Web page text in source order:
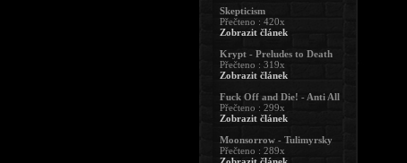
Skepticism
Přečteno : 420x
Zobrazit článek
Krypt - Preludes to Death
Přečteno : 319x
Zobrazit článek
Fuck Off and Die! - Anti All
Přečteno : 299x
Zobrazit článek
Moonsorrow - Tulimyrsky
Přečteno : 289x